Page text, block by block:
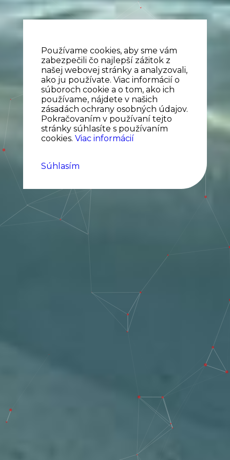
Používame cookies, aby sme vám
zabezpečili čo najlepší zážitok z
našej webovej stránky a analyzovali,
ako ju používate. Viac informácií o
súboroch cookie a o tom, ako ich
používame, nájdete v našich
zásadách ochrany osobných údajov.
Pokračovaním v používaní tejto
stránky súhlasíte s používaním
cookies. Viac informácií
Súhlasím